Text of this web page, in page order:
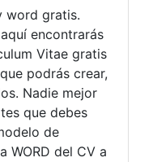
word gratis.
encontrarás
Vitae gratis
podrás crear,
Nadie mejor
que debes
de
WORD del CV a